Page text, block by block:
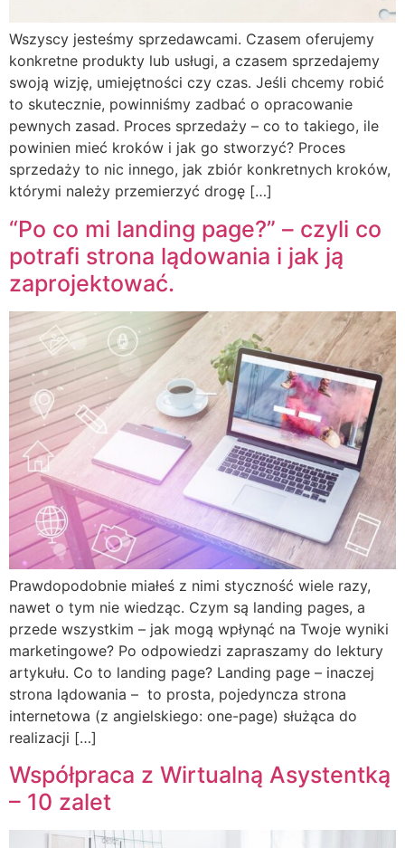
Wszyscy jesteśmy sprzedawcami. Czasem oferujemy
konkretne produkty lub usługi, a czasem sprzedajemy
swoją wizję, umiejętności czy czas. Jeśli chcemy robić
to skutecznie, powinniśmy zadbać o opracowanie
pewnych zasad. Proces sprzedaży – co to takiego, ile
powinien mieć kroków i jak go stworzyć? Proces
sprzedaży to nic innego, jak zbiór konkretnych kroków,
którymi należy przemierzyć drogę […]
“Po co mi landing page?” – czyli co
potrafi strona lądowania i jak ją
zaprojektować.
Prawdopodobnie miałeś z nimi styczność wiele razy,
nawet o tym nie wiedząc. Czym są landing pages, a
przede wszystkim – jak mogą wpłynąć na Twoje wyniki
marketingowe? Po odpowiedzi zapraszamy do lektury
artykułu. Co to landing page? Landing page – inaczej
strona lądowania – to prosta, pojedyncza strona
internetowa (z angielskiego: one-page) służąca do
realizacji […]
Współpraca z Wirtualną Asystentką
– 10 zalet